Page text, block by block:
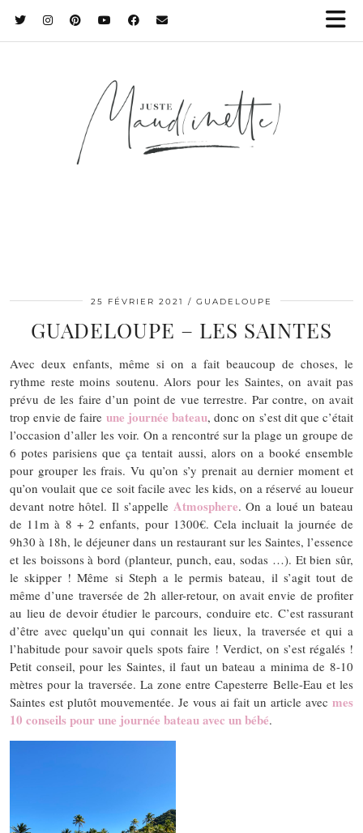
25 FÉVRIER 2021 GUADELOUPE
GUADELOUPE – LES SAINTES
Avec deux enfants, même si on a fait beaucoup de choses, le
rythme reste moins soutenu. Alors pour les Saintes, on avait pas
prévu de les faire d’un point de vue terrestre. Par contre, on avait
trop envie de faire une journée bateau, donc on s’est dit que c’était
l’occasion d’aller les voir. On a rencontré sur la plage un groupe de
6 potes parisiens que ça tentait aussi, alors on a booké ensemble
pour grouper les frais. Vu qu’on s’y prenait au dernier moment et
qu’on voulait que ce soit facile avec les kids, on a réservé au loueur
devant notre hôtel. Il s’appelle Atmosphere. On a loué un bateau
de 11m à 8 + 2 enfants, pour 1300€. Cela incluait la journée de
9h30 à 18h, le déjeuner dans un restaurant sur les Saintes, l’essence
et les boissons à bord (planteur, punch, eau, sodas …). Et bien sûr,
le skipper ! Même si Steph a le permis bateau, il s’agit tout de
même d’une traversée de 2h aller-retour, on avait envie de profiter
au lieu de devoir étudier le parcours, conduire etc. C’est rassurant
d’être avec quelqu’un qui connait les lieux, la traversée et qui a
l’habitude pour savoir quels spots faire ! Verdict, on s’est régalés !
Petit conseil, pour les Saintes, il faut un bateau a minima de 8-10
mètres pour la traversée. La zone entre Capesterre Belle-Eau et les
Saintes est plutôt mouvementée. Je vous ai fait un article avec mes
10 conseils pour une journée bateau avec un bébé.